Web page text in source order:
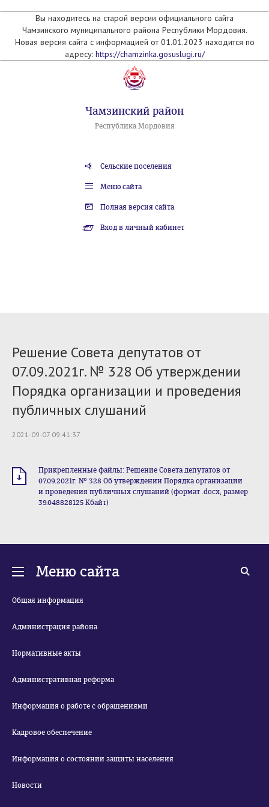
Вы находитесь на старой версии официального сайта
Чамзинского муниципального района Республики Мордовия.
Новая версия сайта с информацией от 01.01.2023 находится по
адресу: https://chamzinka.gosuslugi.ru/
Чамзинский район
Республика Мордовия
Сельские поселения
Меню сайта
Полная версия сайта
Вход в личный кабинет
Решение Совета депутатов от
07.09.2021г. № 328 Об утверждении
Порядка организации и проведения
публичных слушаний
2021-09-07 09:41:37
Прикрепленные файлы: Решение Совета депутатов от
07.09.2021г. № 328 Об утверждении Порядка организации
и проведения публичных слушаний (формат .docx, размер
39.048828125 Кбайт)
Меню сайта
Общая информация
Администрация района
Нормативные акты
Административная реформа
Информация о работе с обращениями
Кадровое обеспечение
Информация о состоянии защиты населения
Новости